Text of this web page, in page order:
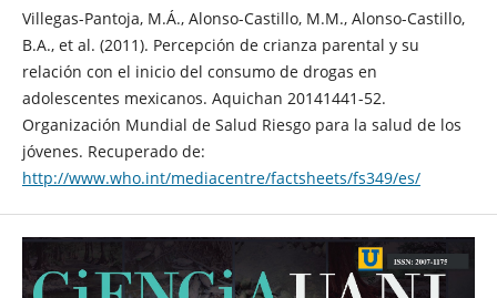
Villegas-Pantoja, M.Á., Alonso-Castillo, M.M., Alonso-Castillo,
B.A., et al. (2011). Percepción de crianza parental y su
relación con el inicio del consumo de drogas en
adolescentes mexicanos. Aquichan 20141441-52.
Organización Mundial de Salud Riesgo para la salud de los
jóvenes. Recuperado de:
http://www.who.int/mediacentre/factsheets/fs349/es/